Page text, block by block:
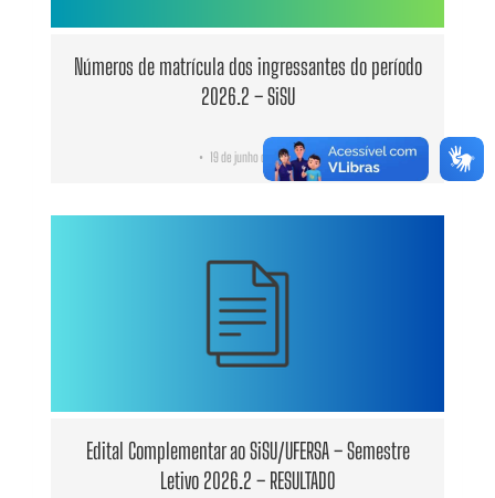
Números de matrícula dos ingressantes do período
2026.2 – SiSU
• 19 de junho de 2026
Edital Complementar ao SiSU/UFERSA – Semestre
Letivo 2026.2 – RESULTADO